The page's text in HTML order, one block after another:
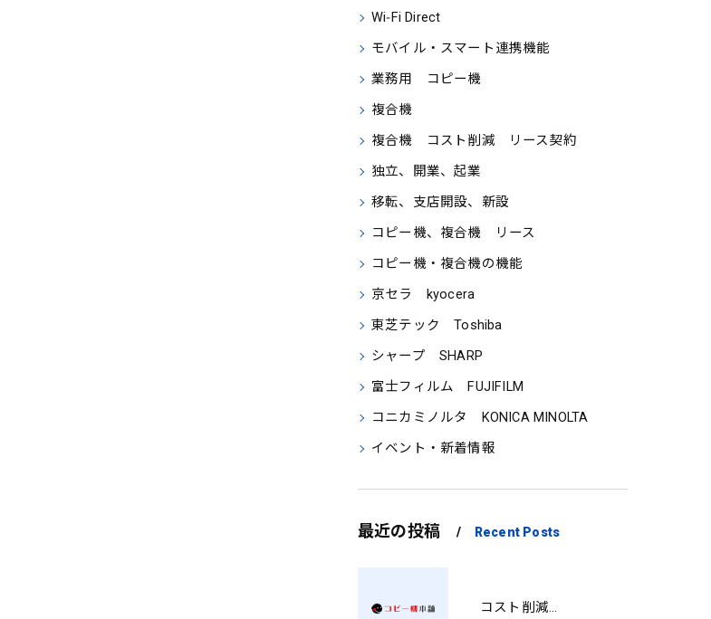
Wi‑Fi Direct
モバイル・スマート連携機能
業務用 コピー機
複合機
複合機 コスト削減 リース契約
独立、開業、起業
移転、支店開設、新設
コピー機、複合機 リース
コピー機・複合機の機能
京セラ kyocera
東芝テック Toshiba
シャープ SHARP
富士フィルム FUJIFILM
コニカミノルタ KONICA MINOLTA
イベント・新着情報
最近の投稿 Recent Posts
コスト削減と視認性アップを両立する印刷術 SM